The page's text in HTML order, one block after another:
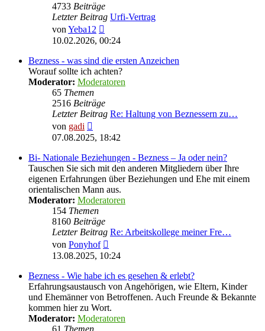
4733 Beiträge
Letzter Beitrag Urfi-Vertrag
von Yeba12
Beitrag
10.02.2026, 00:24
Bezness - was sind die ersten Anzeichen
Worauf sollte ich achten?
Moderator: Moderatoren
65 Themen
2516 Beiträge
Letzter Beitrag Re: Haltung von Beznessern zu…
von gadi
Beitrag
07.08.2025, 18:42
Bi- Nationale Beziehungen - Bezness – Ja oder nein?
Tauschen Sie sich mit den anderen Mitgliedern über Ihre
eigenen Erfahrungen über Beziehungen und Ehe mit einem
orientalischen Mann aus.
Moderator: Moderatoren
154 Themen
8160 Beiträge
Letzter Beitrag Re: Arbeitskollege meiner Fre…
von Ponyhof
Beitrag
13.08.2025, 10:24
Bezness - Wie habe ich es gesehen & erlebt?
Erfahrungsaustausch von Angehörigen, wie Eltern, Kinder
und Ehemänner von Betroffenen. Auch Freunde & Bekannte
kommen hier zu Wort.
Moderator: Moderatoren
61 Themen